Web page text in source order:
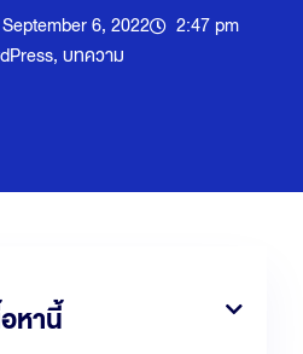
September 6, 2022
2:47 pm
, บทความ
หานี้